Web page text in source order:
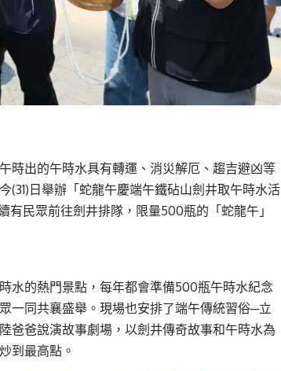
時出的午時水具有轉運、消災解厄、趨吉避凶等
日舉辦「蛇龍午慶端午鐵砧山劍井取午時水活
民眾前往劍井排隊，限量500瓶的「蛇龍午」
水的熱門景點，每年都會準備500瓶午時水紀念
一同共襄盛舉。現場也安排了端午傳統習俗─立
爸爸說演故事劇場，以劍井傳奇故事和午時水為
到最高點。